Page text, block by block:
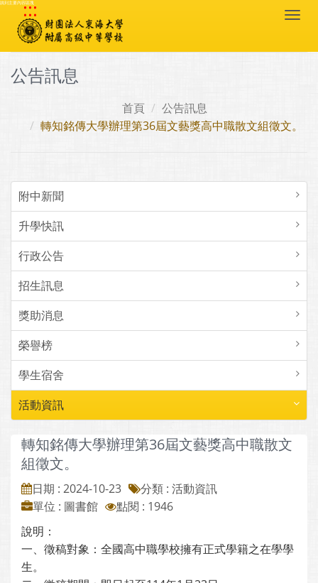
跳到主要內容區塊
:::
公告訊息
首頁
公告訊息
轉知銘傳大學辦理第36屆文藝獎高中職散文組徵文。
附中新聞
升學快訊
行政公告
招生訊息
獎助消息
榮譽榜
學生宿舍
活動資訊
轉知銘傳大學辦理第36屆文藝獎高中職散文
組徵文。
日期 : 2024-10-23
分類 : 活動資訊
單位 : 圖書館
點閱 : 1946
說明：
一、徵稿對象：全國高中職學校擁有正式學籍之在學學
生。